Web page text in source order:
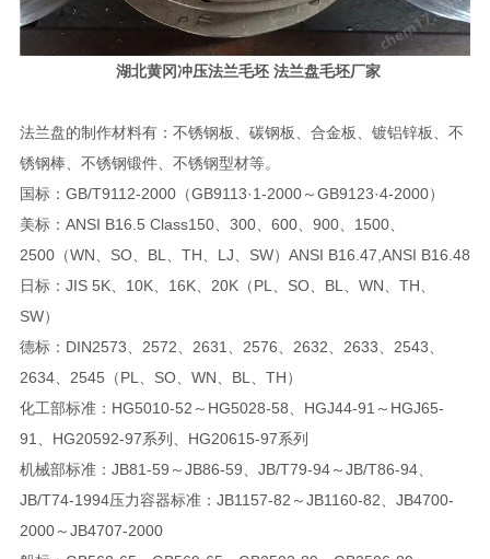
湖北黄冈冲压法兰毛坯 法兰盘毛坯厂家
法兰盘的制作材料有：不锈钢板、碳钢板、合金板、镀铝锌板、不
锈钢棒、不锈钢锻件、不锈钢型材等。
国标：GB/T9112-2000（GB9113·1-2000～GB9123·4-2000）
美标：ANSI B16.5 Class150、300、600、900、1500、
2500（WN、SO、BL、TH、LJ、SW）ANSI B16.47,ANSI B16.48
日标：JIS 5K、10K、16K、20K（PL、SO、BL、WN、TH、
SW）
德标：DIN2573、2572、2631、2576、2632、2633、2543、
2634、2545（PL、SO、WN、BL、TH）
化工部标准：HG5010-52～HG5028-58、HGJ44-91～HGJ65-
91、HG20592-97系列、HG20615-97系列
机械部标准：JB81-59～JB86-59、JB/T79-94～JB/T86-94、
JB/T74-1994压力容器标准：JB1157-82～JB1160-82、JB4700-
2000～JB4707-2000